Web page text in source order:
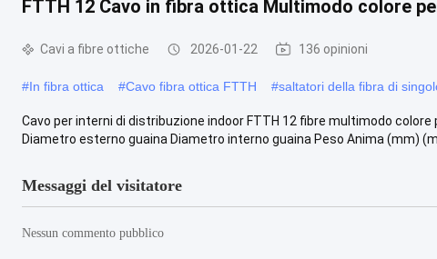
Time
FTTH 12 Cavo in fibra ottica Multimodo colore
Cavi a fibre ottiche 2026-01-22 136 opinioni
#In fibra ottica #Cavo fibra ottica FTTH #saltatori della fibra di
Cavo per interni di distribuzione indoor FTTH 12 fibre multimodo
Diametro esterno guaina Diametro interno guaina Peso Anima (mm)
Messaggi del visitatore
Nessun commento pubblico